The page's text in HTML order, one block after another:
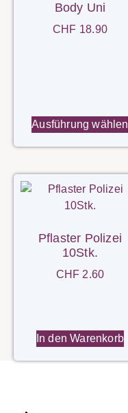
Body Uni
CHF 18.90
Ausführung wählen
Pflaster Polizei
10Stk.
CHF 2.60
In den Warenkorb